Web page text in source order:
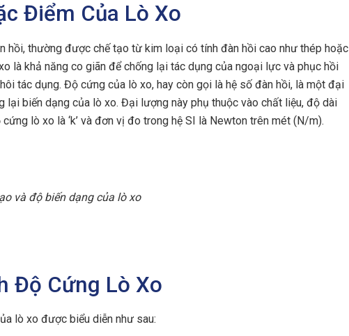
Điểm Của Lò Xo
hồi, thường được chế tạo từ kim loại có tính đàn hồi cao như thép hoặc
là khả năng co giãn để chống lại tác dụng của ngoại lực và phục hồi
tác dụng. Độ cứng của lò xo, hay còn gọi là hệ số đàn hồi, là một đại
lại biến dạng của lò xo. Đại lượng này phụ thuộc vào chất liệu, độ dài
lò xo là ‘k’ và đơn vị đo trong hệ SI là Newton trên mét (N/m).
và độ biến dạng của lò xo
Độ Cứng Lò Xo
lò xo được biểu diễn như sau: